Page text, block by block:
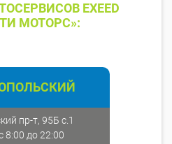
EXEED
МОТОРС»:
пр-т, 95Б с.1
8:00 до 22:00